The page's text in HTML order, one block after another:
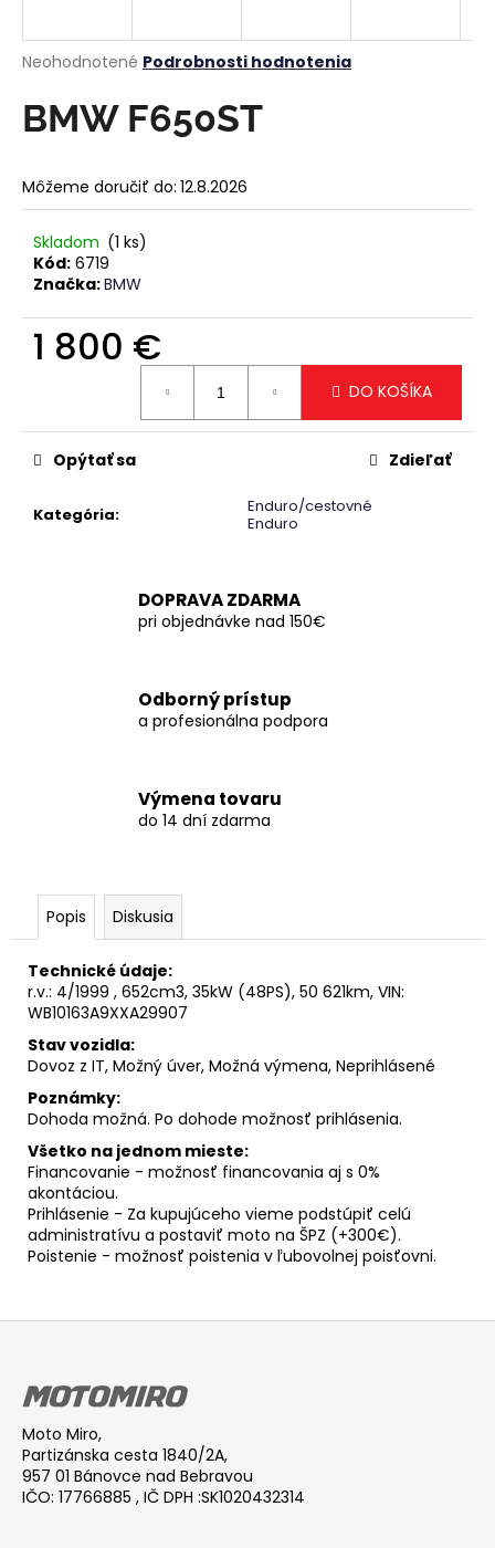
Priemerné
produktu
je
5
hviezdičiek.
Neohodnotené Podrobnosti hodnotenia
BMW F650ST
Môžeme doručiť do: 12.8.2026
Skladom (1 ks)
Kód: 6719
Značka:BMW
1 800 €
DO KOŠÍKA
Kategória:
Enduro/cestovné
Enduro
Opýtať sa Zdieľať
DOPRAVA ZDARMA
pri objednávke nad 150€
Odborný prístup
a profesionálna podpora
Výmena tovaru
do 14 dní zdarma
Popis Diskusia
Technické údaje:
r.v.: 4/1999 , 652cm3, 35kW (48PS), 50 621km, VIN:
WB10163A9XXA29907
Stav vozidla:
Dovoz z IT, Možný úver, Možná výmena, Neprihlásené
Poznámky:
Dohoda možná. Po dohode možnosť prihlásenia.
Všetko na jednom mieste:
Financovanie - možnosť financovania aj s 0%
akontáciou.
Prihlásenie - Za kupujúceho vieme podstúpiť celú
administratívu a postaviť moto na ŠPZ (+300€).
Poistenie - možnosť poistenia v ľubovolnej poisťovni.
j
ť
O
o
ú
Moto Miro,
Partizánska cesta 1840/2A,
957 01 Bánovce nad Bebravou
IČO: 17766885 , IČ DPH :SK1020432314